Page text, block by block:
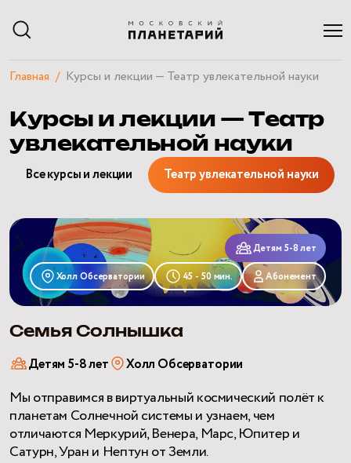
РАСПИСАНИЕ
ЭКСКУРСИИ
КУРСЫ И ЛЕКЦИИ
ЧАСТНЫЕ МЕРОПРИЯТИЯ
НАУЧНЫЙ БЛОГ
КВИЗЫ
Главная Курсы и лекции — Театр увлекательной науки
Курсы и лекции — Театр
увлекательной науки
Все курсы и лекции Театр увлекательной науки
Семья
Солнышка
Детям 5-8 лет
Холл Обсерватории 45 - 50 мин. Абонемент
Семья Солнышка
Детям 5-8 лет Холл Обсерватории
Мы отправимся в виртуальный космический полёт к
планетам Солнечной системы и узнаем, чем
отличаются Меркурий, Венера, Марс, Юпитер и
Сатурн, Уран и Нептун от Земли.